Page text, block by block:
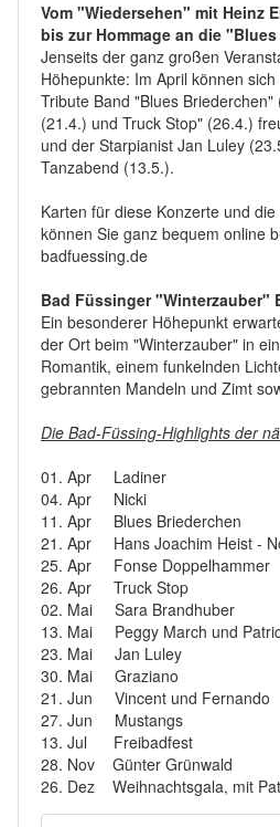
Vom "Wiedersehen" mit Heinz
bis zur Hommage an die
Jenseits der ganz großen
Höhepunkte: Im April können
Tribute Band "Blues
(21.4.) und Truck Stop" (26.4.)
und der Starpianist Jan Luley
Tanzabend (13.5.).
Karten für diese Konzerte und
können Sie ganz bequem online
badfuessing.de
Bad Füssinger "Winterzauber"
Ein besonderer Höhepunkt
der Ort beim "Winterzauber" in
Romantik, einem funkelnden
gebrannten Mandeln und Zimt
Die Bad-Füssing-Highlights der
01. Apr Ladiner
04. Apr Nicki
11. Apr Blues Briederchen
21. Apr Hans Joachim Heist -
25. Apr Fonse Doppelhammer
26. Apr Truck Stop
02. Mai Sara Brandhuber
13. Mai Peggy March und
23. Mai Jan Luley
30. Mai Graziano
21. Jun Vincent und Fernando
27. Jun Mustangs
13. Jul Freibadfest
28. Nov Günter Grünwald
26. Dez Weihnachtsgala, mit